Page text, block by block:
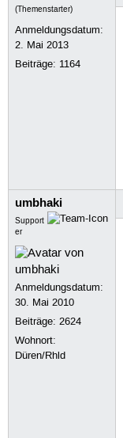
(Themenstarter)
Anmeldungsdatum:
2. Mai 2013
Beiträge: 1164
umbhaki
Support
er
Anmeldungsdatum:
30. Mai 2010
Beiträge:2624
Wohnort:
Düren/Rhld